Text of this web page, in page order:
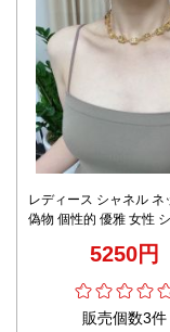
レディース シャネル ネ
偽物 個性的 優雅 女性
5250円
販売個数3件